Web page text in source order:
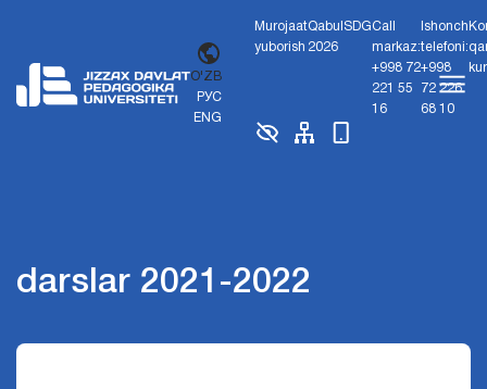
O'ZB
РУС
ENG
Murojaat
yuborish
Qabul
2026
SDGCall
markaz:
+998 72
221 55
16
Ishonch
telefoni:
+998
72 226
68 10
darslar 2021-2022